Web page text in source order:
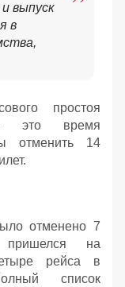
выпуск
в
простоя
это время
отменить 14
отменено 7
пришелся на
рейса в
список